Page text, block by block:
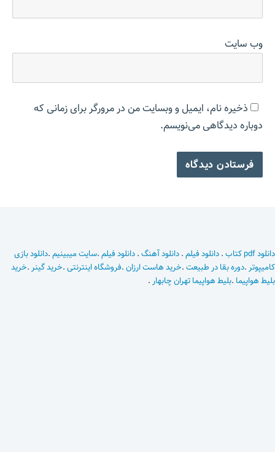
وب‌ سایت
ذخیره نام، ایمیل و وبسایت من در مرورگر برای زمانی که
دوباره دیدگاهی می‌نویسم.
دانلود pdf کتاب .دانلود فیلم.دانلود آهنگ.دانلود فیلم.سایت میبینیم.دانلود بازی
کامیپوتر .دوره بقا در طبیعت.خرید هاست ارزان.فروشگاه اینترنتی.خرید گینر .خرید
بلیط هواپیما .بلیط هواپیما تهران چابهار .